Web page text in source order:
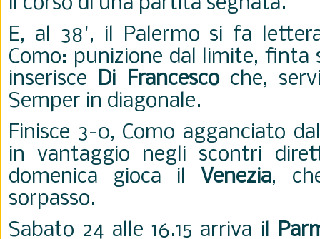
E, al 38', il Palermo si fa
Como: punizione dal limite, finta
inserisce Di Francescoche,
Semper in diagonale.
Finisce 3-0, Como agganciato
in vantaggio negli scontri
domenica gioca il Venezia,
sorpasso.
Sabato 24 alle 16.15 arriva il